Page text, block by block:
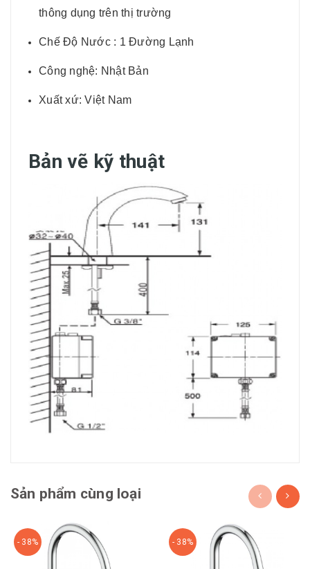
thông dụng trên thị trường
Chế Độ Nước : 1 Đường Lạnh
Công nghệ: Nhật Bản
Xuất xứ: Việt Nam
Bản vẽ kỹ thuật
Sản phẩm cùng loại
- 38% - 38%